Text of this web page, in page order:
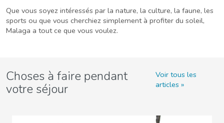
Que vous soyez intéressés par la nature, la culture, la faune, les
sports ou que vous cherchiez simplement à profiter du soleil,
Malaga a tout ce que vous voulez.
Choses à faire pendant
votre séjour
Voir tous les
articles